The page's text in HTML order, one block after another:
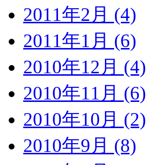
2011年2月 (4)
2011年1月 (6)
2010年12月 (4)
2010年11月 (6)
2010年10月 (2)
2010年9月 (8)